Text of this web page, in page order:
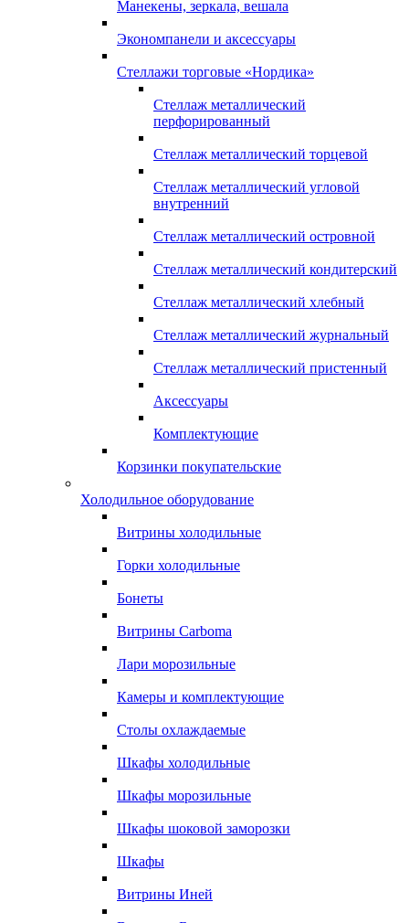
Манекены, зеркала, вешала
Экономпанели и аксессуары
Стеллажи торговые «Нордика»
Стеллаж металлический
перфорированный
Стеллаж металлический торцевой
Стеллаж металлический угловой
внутренний
Стеллаж металлический островной
Стеллаж металлический кондитерский
Стеллаж металлический хлебный
Стеллаж металлический журнальный
Стеллаж металлический пристенный
Аксессуары
Комплектующие
Корзинки покупательские
Холодильное оборудование
Витрины холодильные
Горки холодильные
Бонеты
Витрины Carboma
Лари морозильные
Камеры и комплектующие
Столы охлаждаемые
Шкафы холодильные
Шкафы морозильные
Шкафы шоковой заморозки
Шкафы
Витрины Иней